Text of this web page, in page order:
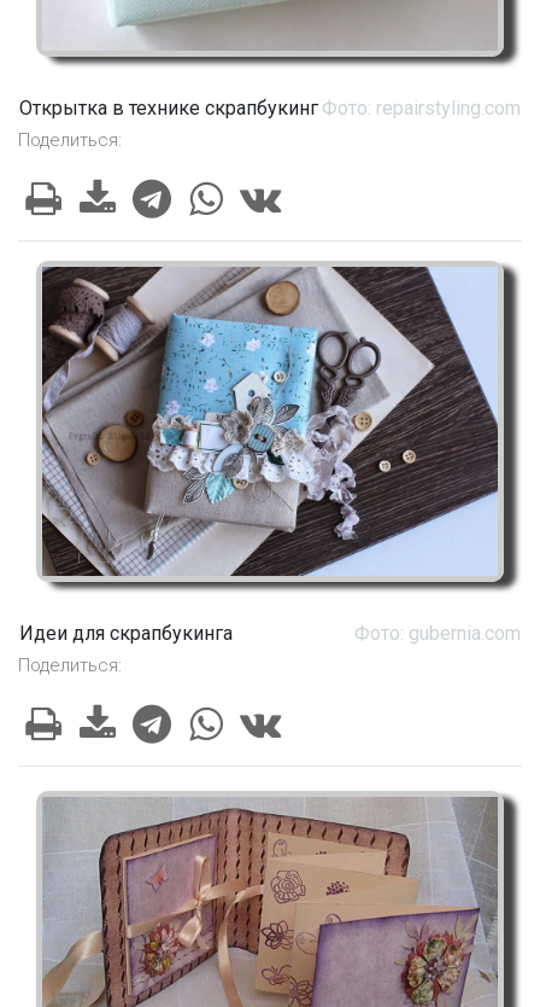
Открытка в технике скрапбукинг Фото: repairstyling.com
Поделиться:
Идеи для скрапбукинга Фото: gubernia.com
Поделиться: